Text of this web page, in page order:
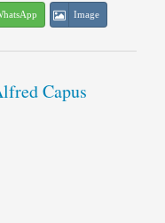
Image
Capus